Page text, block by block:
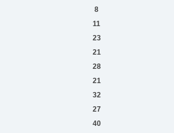
8
11
23
21
28
21
32
27
40